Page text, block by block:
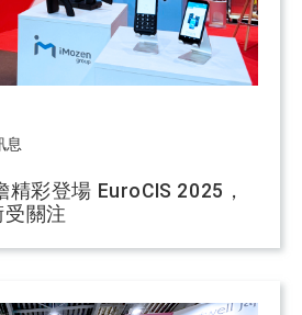
息
彩登場 EuroCIS 2025，
關注